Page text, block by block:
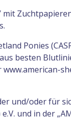
Ponies
besten
und/oder für
und in der